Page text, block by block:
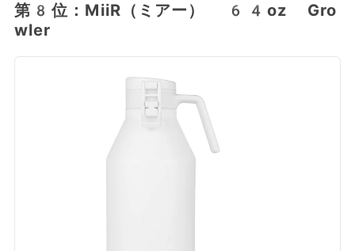
第8位：MiiR（ミアー） 64oz Gro
wler